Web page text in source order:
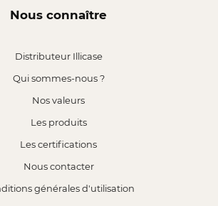
Nous connaître
Distributeur Illicase
Qui sommes-nous ?
Nos valeurs
Les produits
Les certifications
Nous contacter
générales d'utilisation